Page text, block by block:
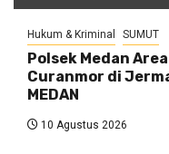
Hukum & Kriminal SUMUT
Polsek Medan
Curanmor di
MEDAN
10 Agustus 2026